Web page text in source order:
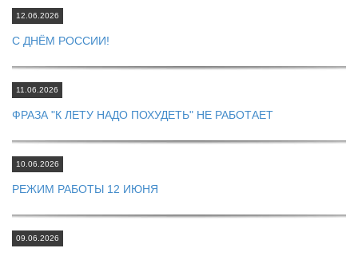
12.06.2026
С ДНЁМ РОССИИ!
11.06.2026
ФРАЗА "К ЛЕТУ НАДО ПОХУДЕТЬ" НЕ РАБОТАЕТ
10.06.2026
РЕЖИМ РАБОТЫ 12 ИЮНЯ
09.06.2026